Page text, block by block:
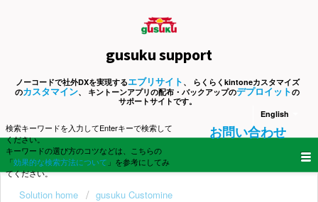
gusuku support
ノーコードで社外DXを実現するエブリサイト 、 らくらくkintoneカスタマイズ
のカスタマイン、 キントーンアプリの配布・バックアップのデプロイットの
サポートサイトです。
English
検索キーワードを入力してEnterキーで検索して
ください。
キーワードの選び方のコツなどは、こちらの
「効果的な検索方法について 」を参考にしてみ
てください。
お問い合わせ
Solution home gusuku Customine